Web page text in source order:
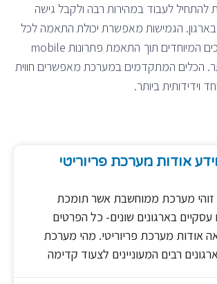
להתחיל לעבוד במהירות רבה ולקבל גישה
הגמישות מאפשרת יכולת התאמה לכל
ארגון בהתאם לצרכים המיוחדים תוך התאמת פתרונות mobile
הכלים המתקדמים במערכת מאפשרים חווית
וידידותית ביותר.
אודות מערכת פריוריטי
זוהי מערכת ממוחשבת אשר תומכת
בארגונים שונים- כל הפרטים
אודות מערכת פריוריטי. מהי מערכת
רבים המעוניינים לצעוד קדימה